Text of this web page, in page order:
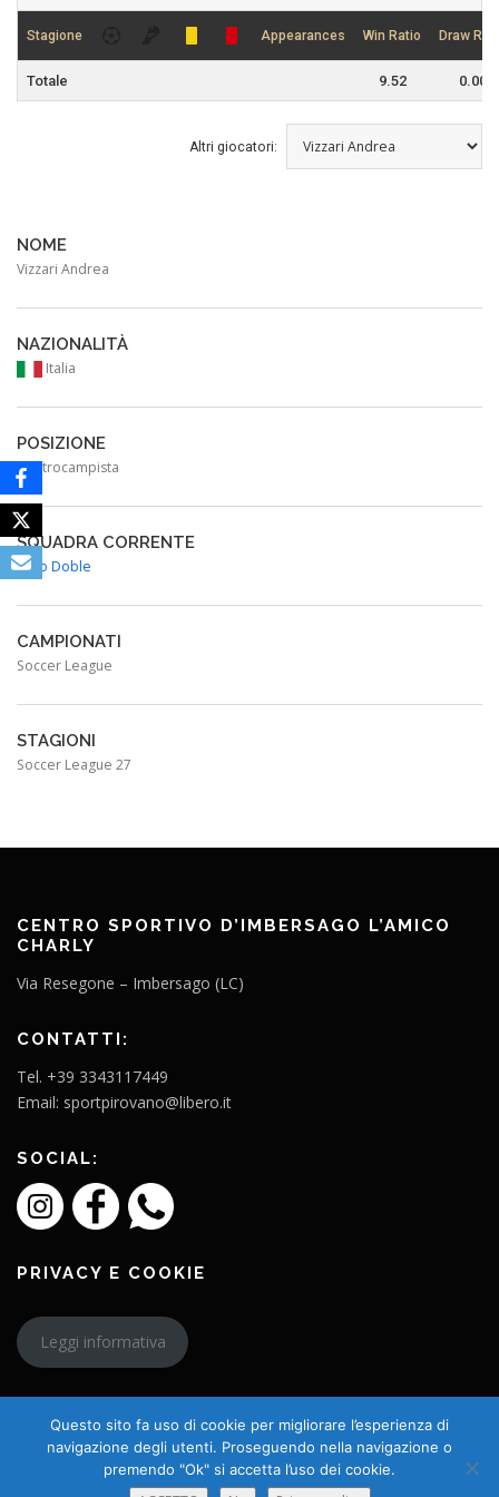
Stagione Appearances Win Ratio Draw
Totale 9.52 0.00
Altri giocatori:
NOME
Vizzari Andrea
NAZIONALITÀ
Italia
POSIZIONE
Centrocampista
SQUADRA CORRENTE
Paso Doble
CAMPIONATI
Soccer League
STAGIONI
Soccer League 27
CENTRO SPORTIVO D’IMBERSAGO L’AMICO
CHARLY
Via Resegone – Imbersago (LC)
CONTATTI:
Tel. +39 3343117449
Email: sportpirovano@libero.it
SOCIAL:
PRIVACY E COOKIE
Leggi informativa
Copyright © 2026 L'Amico Charly
Questo sito fa uso di cookie per migliorare l’esperienza di
navigazione degli utenti. Proseguendo nella navigazione o
premendo "Ok" si accetta l’uso dei cookie.